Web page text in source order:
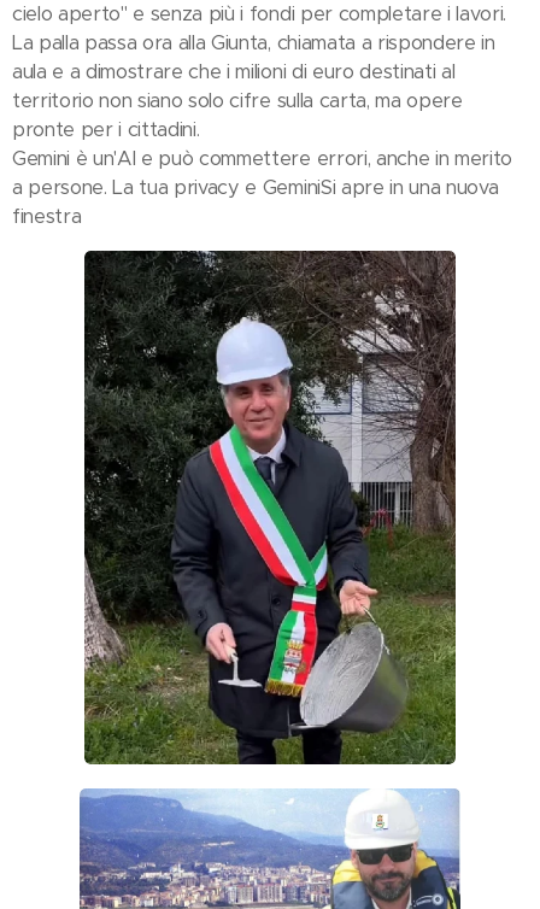
cielo aperto" e senza più i fondi per completare i lavori.
La palla passa ora alla Giunta, chiamata a rispondere in
aula e a dimostrare che i milioni di euro destinati al
territorio non siano solo cifre sulla carta, ma opere
pronte per i cittadini.
Gemini è un'AI e può commettere errori, anche in merito
a persone. La tua privacy e GeminiSi apre in una nuova
finestra